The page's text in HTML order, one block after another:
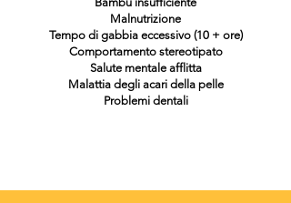
Malnutrizione
Tempo di gabbia eccessivo (10 + ore)
Comportamento stereotipato
Salute mentale afflitta
Malattia degli acari della pelle
Problemi dentali